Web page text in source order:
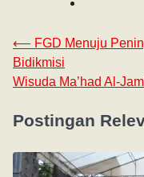
⟵ FGD Menuju
Bidikmisi
Wisuda Ma’had Al-
Postingan